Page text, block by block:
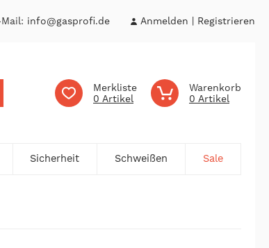
info@gasprofi.de Anmelden Registrieren
Merkliste
0
Warenkorb
0
Sicherheit Schweißen Sale